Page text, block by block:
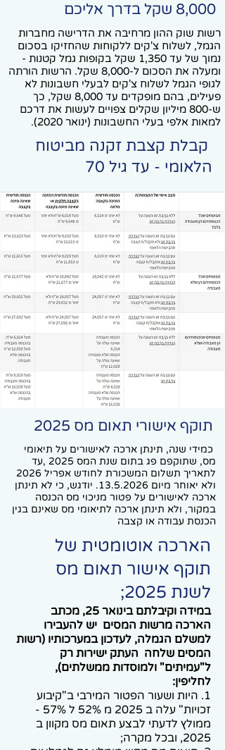
8,000 שקל בדרך אליכם
רשות שוק ההון מרחיבה את הדרישה מחברות
הגמל, לשלוח צ'קים ללקוחות שהחזיקו בסכום
נמוך של עד 1,350 שקל בקופות גמל קטנות -
ומעלה את הסכום ל-8,000 שקל. הרשות הורתה
לגופי הגמל לשלוח צ'קים לבעלי חשבונות לא
פעילים, בהם מופקדים עד 8,000 שקל, כך
ש-800 מיליון שקלים צפויים לעשות את דרכם
למאות אלפי בעלי החשבונות (ינואר 2020).
קבלת קצבת זקנה מביטוח
הלאומי - עד גיל 70
תוקף אישורי תאום מס 2025
כמידי שנה, תינתן ארכה לאישורים על תיאומי
מס, שתוקפם פג בתום שנת המס 2025 ,עד
לתאריך תשלום המשכורת לחודש אפריל 2026
ולא יאוחר מיום 13.5.2026. יודגש, כי לא תינתן
ארכה לאישורים על פטור מניכוי מס הכנסה
במקור, ולא תינתן ארכה לתיאומי מס שאינם בגין
הכנסת עבודה או קצבה
הארכה אוטומטית של
תוקף אישור תאום מס
לשנת 2025;
ב
מידה וקיבלתם בינואר 25, מכתב
הארכה מרשות המסים יש להעבירו
למשלם הגמלה, לעדכון במערכותיו (רשות
המסים שלחה העתק ישירות רק
ל"עמיתים" ולמוסדות ממשלתים),
לחליפין:
1. היות ושעור הפטור המירבי ב"קיבוע
זכויות" עלה ב 2025 מ 52% ל 57% -
ממולץ לדעתי לבצע תאום מס מקוון ב
2025, ובכל מקרה;